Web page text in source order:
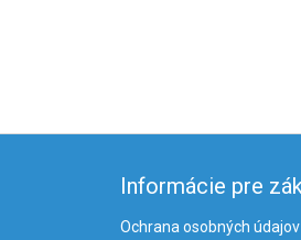
Informácie pre
Ochrana osobných údajov